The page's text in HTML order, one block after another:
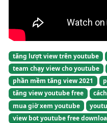
tăng lượt view trên youtube
team chạy view cho youtube
phần mềm tăng view 2021
tăng view youtube free
mua giờ xem youtube
view bot youtube free